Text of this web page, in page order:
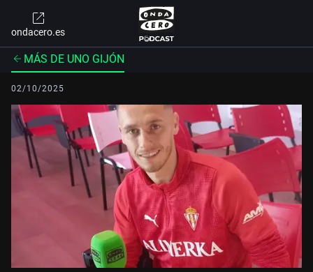
ondacero.es
MÁS DE UNO GIJÓN
02/10/2025